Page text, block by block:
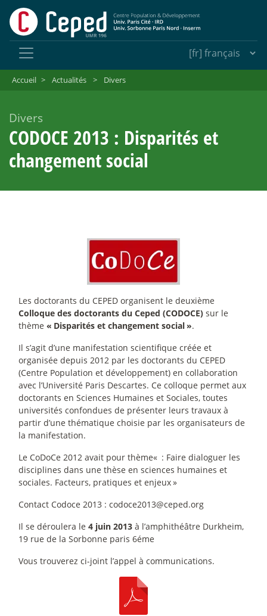
Accueil > Actualités > Divers
Divers
CODOCE 2013 : Disparités et
changement social
Les doctorants du CEPED organisent le deuxième
Colloque des doctorants du Ceped (CODOCE) sur le
thème « Disparités et changement social».
Il s’agit d’une manifestation scientifique créée et
organisée depuis 2012 par les doctorants du CEPED
(Centre Population et développement) en collaboration
avec l’Université Paris Descartes. Ce colloque permet aux
doctorants en Sciences Humaines et Sociales, toutes
universités confondues de présenter leurs travaux à
partir d’une thématique choisie par les organisateurs de
la manifestation.
Le CoDoCe 2012 avait pour thème« : Faire dialoguer les
disciplines dans une thèse en sciences humaines et
sociales. Facteurs, pratiques et enjeux»
Contact Codoce 2013 : codoce2013@ceped.org
Il se déroulera le 4 juin 2013 à l’amphithéâtre Durkheim,
19 rue de la Sorbonne paris 6éme
Vous trouverez ci-joint l’appel à communications.